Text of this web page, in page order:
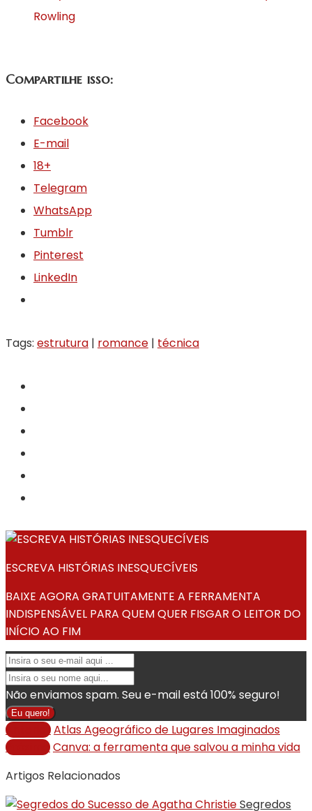
Rowling
Compartilhe isso:
Facebook
E-mail
18+
Telegram
WhatsApp
Tumblr
Pinterest
LinkedIn
Tags: estrutura | romance | técnica
ESCREVA HISTÓRIAS INESQUECÍVEIS
BAIXE AGORA GRATUITAMENTE A FERRAMENTA
INDISPENSÁVEL PARA QUEM QUER FISGAR O LEITOR DO
INÍCIO AO FIM
Não enviamos spam. Seu e-mail está 100% seguro!
Eu quero!
AnteriorAtlas Ageográfico de Lugares Imaginados
PróximoCanva: a ferramenta que salvou a minha vida
Artigos Relacionados
Segredos